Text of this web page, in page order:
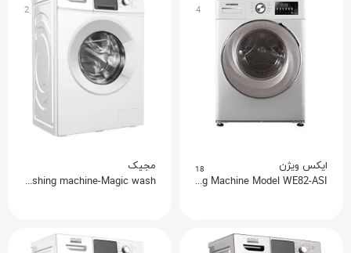
4
ایکس ویژن 18
Xvision Washing Machine Model WE82-ASI
2
مجیک
6Kg Washing machine-Magic wash